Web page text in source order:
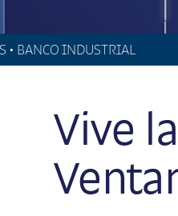
• BANCO INDUSTRIAL
Vive